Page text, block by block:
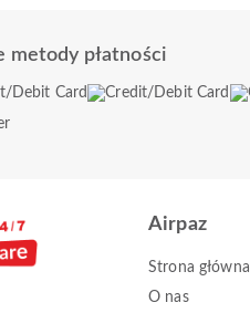
metody płatności
Airpaz
Strona główna
O nas